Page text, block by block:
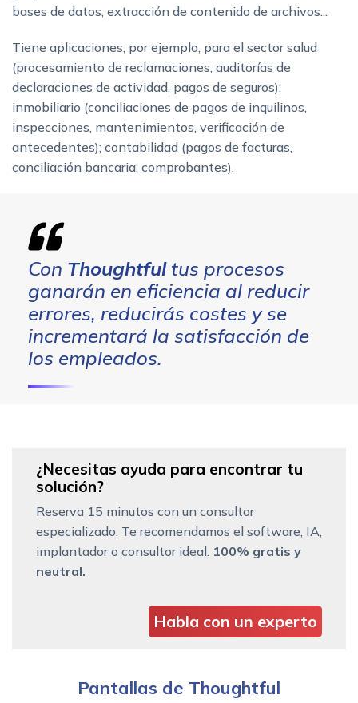
bases de datos, extracción de contenido de archivos...
Tiene aplicaciones, por ejemplo, para el sector salud
(procesamiento de reclamaciones, auditorías de
declaraciones de actividad, pagos de seguros);
inmobiliario (conciliaciones de pagos de inquilinos,
inspecciones, mantenimientos, verificación de
antecedentes); contabilidad (pagos de facturas,
conciliación bancaria, comprobantes).
Con Thoughtfultus procesos
ganarán en eficiencia al reducir
errores, reducirás costes y se
incrementará la satisfacción de
los empleados.
¿Necesitas ayuda para encontrar tu
solución?
Reserva 15 minutos con un consultor
especializado. Te recomendamos el software, IA,
implantador o consultor ideal. 100% gratis y
neutral.
Habla con un experto
Pantallas de Thoughtful